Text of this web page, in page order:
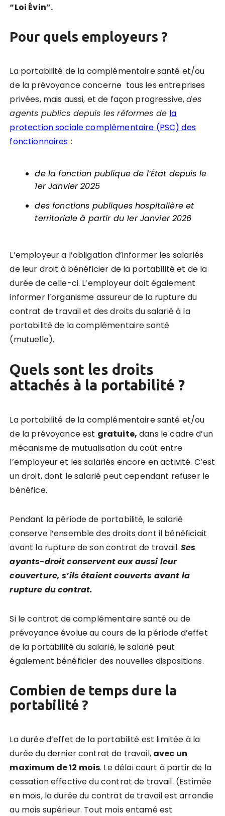
“Loi Évin”.
Pour quels employeurs ?
La portabilité de la complémentaire santé et/ou
de la prévoyance concerne tous les entreprises
privées, mais aussi, et de façon progressive,des
agents publics depuis les réformes de la
protection sociale complémentaire (PSC) des
fonctionnaires :
de la fonction publique de l’État depuis le
1er Janvier 2025
des fonctions publiques hospitalière et
territoriale à partir du 1er Janvier 2026
L’employeur a l’obligation d’informer les salariés
de leur droit à bénéficier de la portabilité et de la
durée de celle-ci. L’employeur doit également
informer l’organisme assureur de la rupture du
contrat de travail et des droits du salarié à la
portabilité de la complémentaire santé
(mutuelle).
Quels sont les droits
attachés à la portabilité ?
La portabilité de la complémentaire santé et/ou
de la prévoyance est gratuite, dans le cadre d’un
mécanisme de mutualisation du coût entre
l’employeur et les salariés encore en activité. C’est
un droit, dont le salarié peut cependant refuser le
bénéfice.
Pendant la période de portabilité, le salarié
conserve l’ensemble des droits dont il bénéficiait
avant la rupture de son contrat de travail.Ses
ayants-droit conservent eux aussi leur
couverture, s’ils étaient couverts avant la
rupture du contrat.
Si le contrat de complémentaire santé ou de
prévoyance évolue au cours de la période d’effet
de la portabilité du salarié, le salarié peut
également bénéficier des nouvelles dispositions.
Combien de temps dure la
portabilité ?
La durée d’effet de la portabilité est limitée à la
durée du dernier contrat de travail, avec un
maximum de 12 mois. Le délai court à partir de la
cessation effective du contrat de travail. (Estimée
en mois, la durée du contrat de travail est arrondie
au mois supérieur. Tout mois entamé est